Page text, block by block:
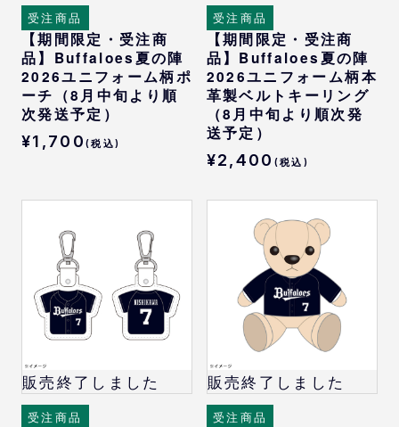
受注商品
【期間限定・受注商
品】Buffaloes夏の陣
2026ユニフォーム柄ポ
ーチ（8月中旬より順
次発送予定）
¥1,700 (税込)
受注商品
【期間限定・受注商
品】Buffaloes夏の陣
2026ユニフォーム柄本
革製ベルトキーリング
（8月中旬より順次発
送予定）
¥2,400 (税込)
販売終了しました
受注商品
販売終了しました
受注商品